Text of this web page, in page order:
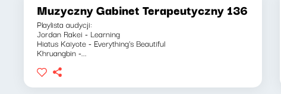
Muzyczny Gabinet Terapeutyczny 136
Playlista audycji:
Jordan Rakei - Learning
Hiatus Kaiyote - Everything's Beautiful
Khruangbin -...